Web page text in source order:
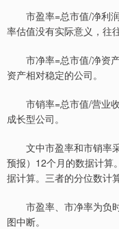
市盈率=总市值/净利润
率估值没有实际意义，往
市净率=总市值/净资产
资产相对稳定的公司。
市销率=总市值/营业收
成长型公司。
文中市盈率和市销率采
预报）12个月的数据计算
据计算。三者的分位数计
市盈率、市净率为负时
图中断。